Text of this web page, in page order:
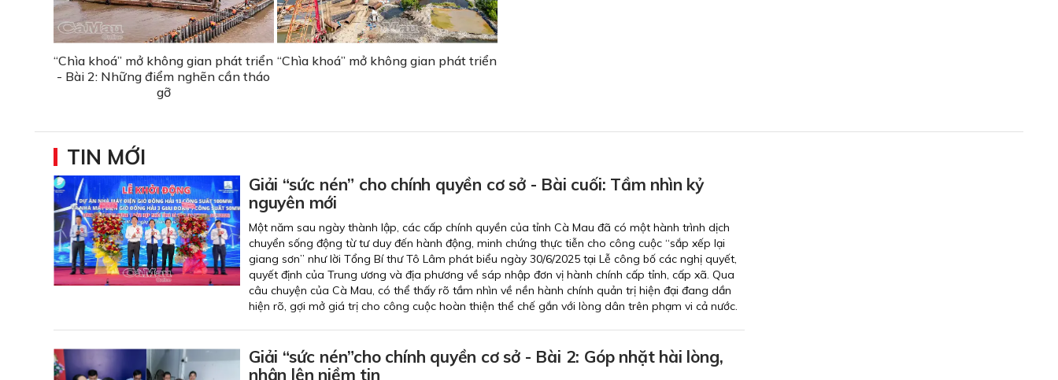
“Chìa khoá” mở không gian phát triển
- Bài 2: Những điểm nghẽn cần tháo
gỡ
“Chìa khoá” mở không gian phát triển
TIN MỚI
Giải “sức nén” cho chính quyền cơ sở - Bài cuối: Tầm nhìn kỷ
nguyên mới
Một năm sau ngày thành lập, các cấp chính quyền của tỉnh Cà Mau đã có một hành trình dịch
chuyển sống động từ tư duy đến hành động, minh chứng thực tiễn cho công cuộc “sắp xếp lại
giang sơn” như lời Tổng Bí thư Tô Lâm phát biểu ngày 30/6/2025 tại Lễ công bố các nghị quyết,
quyết định của Trung ương và địa phương về sáp nhập đơn vị hành chính cấp tỉnh, cấp xã. Qua
câu chuyện của Cà Mau, có thể thấy rõ tầm nhìn về nền hành chính quản trị hiện đại đang dần
hiện rõ, gợi mở giá trị cho công cuộc hoàn thiện thể chế gắn với lòng dân trên phạm vi cả nước.
Giải “sức nén”cho chính quyền cơ sở - Bài 2: Góp nhặt hài lòng,
nhân lên niềm tin